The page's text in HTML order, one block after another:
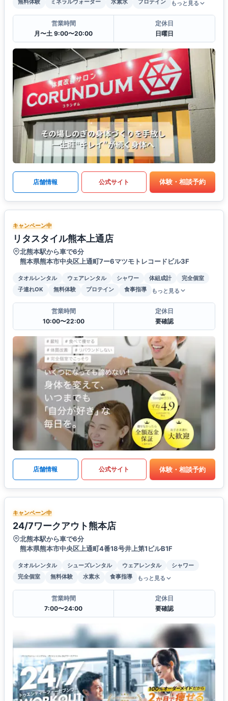
無料体験 ミネラルウォーター 水素水 プロテイン もっと見る
営業時間
月〜土 9:00〜20:00
定休日
日曜日
店舗情報 公式サイト 体験・相談予約
キャンペーン中
リタスタイル熊本上通店
北熊本駅から車で6分
熊本県熊本市中央区上通町7ー6マツモトレコードビル3F
タオルレンタル ウェアレンタル シャワー 体組成計
完全個室
子連れOK
無料体験 プロテイン 食事指導 もっと見る
営業時間
10:00〜22:00
定休日
要確認
店舗情報 公式サイト 体験・相談予約
キャンペーン中
24/7ワークアウト熊本店
北熊本駅から車で6分
熊本県熊本市中央区上通町4番18号井上第1ビルB1F
タオルレンタル シューズレンタル ウェアレンタル
シャワー
完全個室
無料体験 水素水 食事指導 もっと見る
営業時間
7:00〜24:00
定休日
要確認